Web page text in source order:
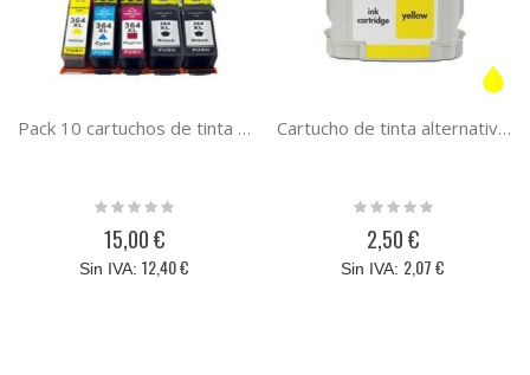
Pack 10 cartuchos de tinta HP 364XL compatible
Rating:
15,00 €
12,40 €
Cartucho de tinta alternativo HP10Y, sustituye al cartucho original C4842AE AMARILLO
Rating:
2,50 €
2,07 €